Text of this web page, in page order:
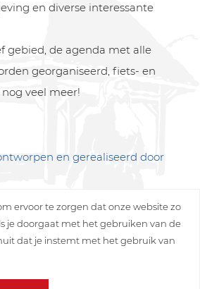
en diverse interessante
gebied, de agenda met alle
georganiseerd, fiets- en
veel meer!
en gerealiseerd door
ervoor te zorgen dat onze website zo
je doorgaat met het gebruiken van de
dat je instemt met het gebruik van